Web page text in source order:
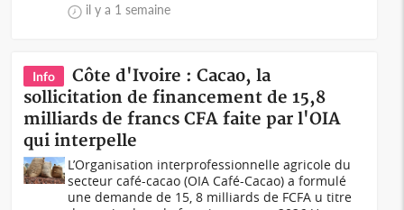
il y a 1 semaine
Info
Côte d'Ivoire : Cacao, la
sollicitation de financement de 15,8
milliards de francs CFA faite par l'OIA
qui interpelle
L’Organisation interprofessionnelle agricole du
secteur café-cacao (OIA Café-Cacao) a formulé
une demande de 15, 8 milliards de FCFA u titre